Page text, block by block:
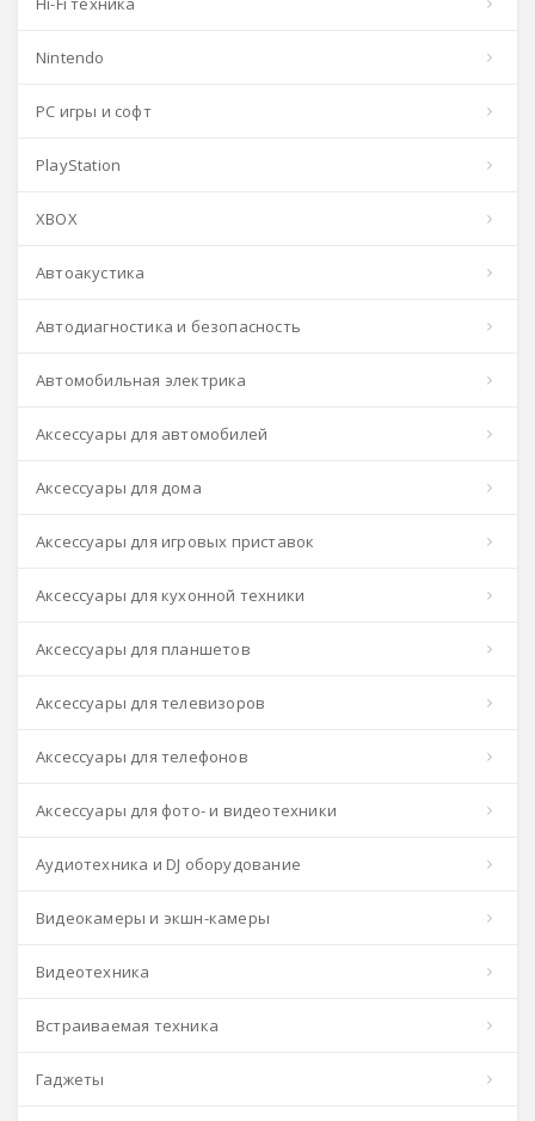
Nintendo
PC игры и софт
PlayStation
XBOX
Автоакустика
Автодиагностика и безопасность
Автомобильная электрика
Аксессуары для автомобилей
Аксессуары для дома
Аксессуары для игровых приставок
Аксессуары для кухонной техники
Аксессуары для планшетов
Аксессуары для телевизоров
Аксессуары для телефонов
Аксессуары для фото- и видеотехники
Аудиотехника и DJ оборудование
Видеокамеры и экшн-камеры
Видеотехника
Встраиваемая техника
Гаджеты